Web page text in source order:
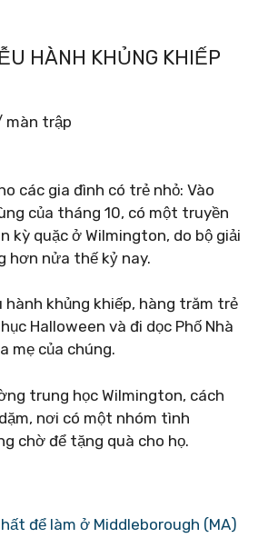
HÀNH KHỦNG KHIẾP
màn trập
các gia đình có trẻ nhỏ: Vào
của tháng 10, có một truyền
kỳ quặc ở Wilmington, do bộ giải
hơn nửa thế kỷ nay.
hành khủng khiếp, hàng trăm trẻ
Halloween và đi dọc Phố Nhà
mẹ của chúng.
trung học Wilmington, cách
nơi có một nhóm tình
chờ để tặng quà cho họ.
để làm ở Middleborough (MA)